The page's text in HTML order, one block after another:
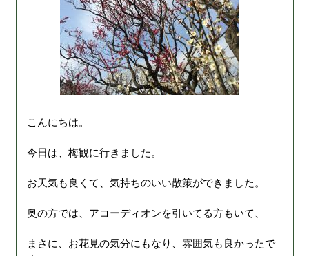
こんにちは。
今日は、梅観に行きました。
お天気も良くて、気持ちのいい散策ができました。
奥の方では、アコーディオンを引いてる方もいて、
まさに、お花見の気分にもなり、雰囲気も良かったで